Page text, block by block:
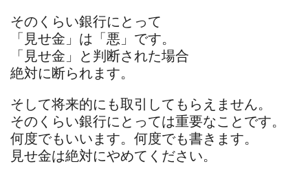
そのくらい銀行にとって
「見せ金」は「悪」です。
「見せ金」と判断された場合
絶対に断られます。
そして将来的にも取引してもらえません。
そのくらい銀行にとっては重要なことです。
何度でもいいます。何度でも書きます。
見せ金は絶対にやめてください。